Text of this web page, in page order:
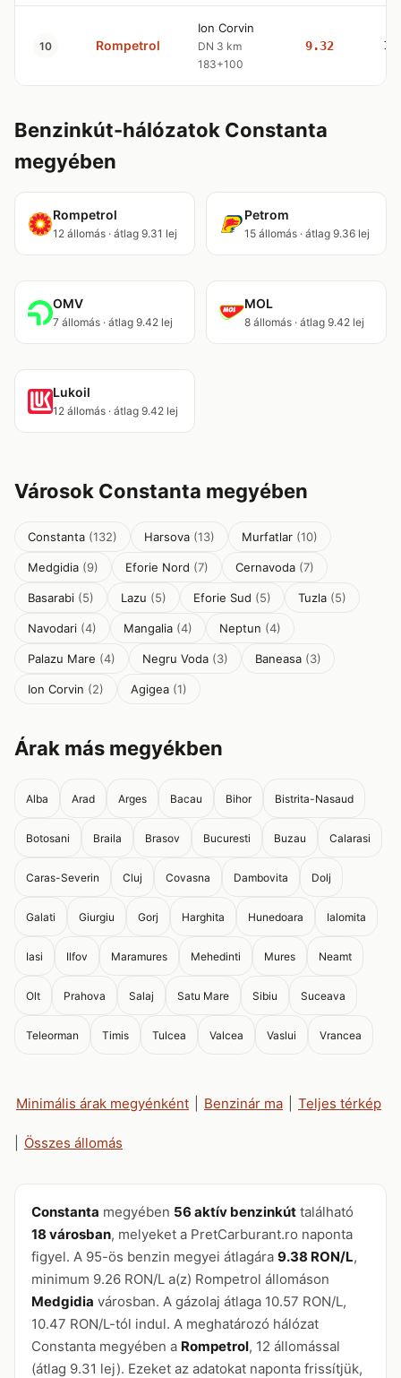
10 Rompetrol
Ion Corvin
DN 3 km
183+100
9.32
Benzinkút-hálózatok Constanta
megyében
Rompetrol
12 állomás · átlag 9.31 lej
Petrom
15 állomás · átlag 9.36 lej
OMV
7 állomás · átlag 9.42 lej
MOL
8 állomás · átlag 9.42 lej
Lukoil
12 állomás · átlag 9.42 lej
Városok Constanta megyében
Constanta (132) Harsova (13) Murfatlar (10)
Medgidia (9) Eforie Nord (7) Cernavoda (7)
Basarabi (5) Lazu (5) Eforie Sud (5) Tuzla (5)
Navodari (4) Mangalia (4) Neptun (4)
Palazu Mare (4) Negru Voda (3) Baneasa (3)
Ion Corvin (2) Agigea (1)
Árak más megyékben
Alba Arad Arges Bacau Bihor Bistrita-Nasaud
Botosani Braila Brasov Bucuresti Buzau Calarasi
Caras-Severin Cluj Covasna Dambovita Dolj
Galati Giurgiu Gorj Harghita Hunedoara Ialomita
Iasi Ilfov Maramures Mehedinti Mures Neamt
Olt Prahova Salaj Satu Mare Sibiu Suceava
Teleorman Timis Tulcea Valcea Vaslui Vrancea
Minimális árak megyénként Benzinár ma Teljes térkép
Összes állomás
Constanta megyében 56 aktív benzinkút található
18 városban, melyeket a PretCarburant.ro naponta
figyel. A 95-ös benzin megyei átlagára 9.38 RON/L,
minimum 9.26 RON/L a(z) Rompetrol állomáson
Medgidia városban. A gázolaj átlaga 10.57 RON/L,
10.47 RON/L-tól indul. A meghatározó hálózat
Constanta megyében a Rompetrol, 12 állomással
(átlag 9.31 lej). Ezeket az adatokat naponta frissítjük,